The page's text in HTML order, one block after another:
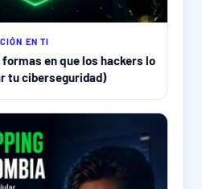
EN TI
en que los hackers lo
tu ciberseguridad)